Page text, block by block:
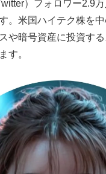
）フォロワー2.9
。米国ハイテク株を
や暗号資産に投資す
す。